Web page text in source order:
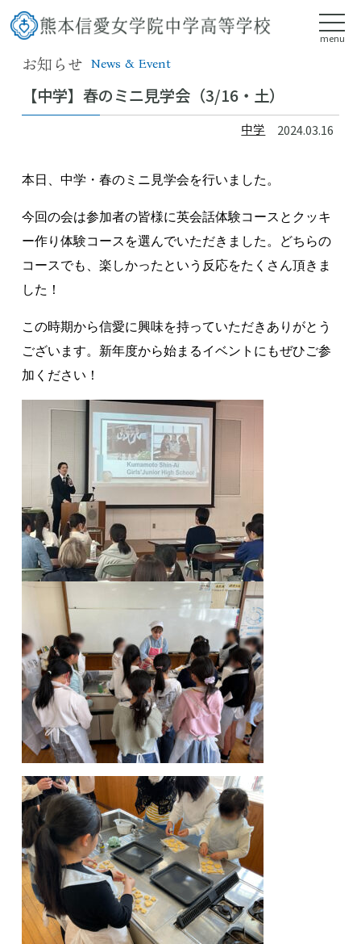
お知らせ News & Event
【中学】春のミニ見学会（3/16・土）
中学 2024.03.16
本日、中学・春のミニ見学会を行いました。
今回の会は参加者の皆様に英会話体験コースとクッキ
ー作り体験コースを選んでいただきました。どちらの
コースでも、楽しかったという反応をたくさん頂きま
した！
この時期から信愛に興味を持っていただきありがとう
ございます。新年度から始まるイベントにもぜひご参
加ください！
menu